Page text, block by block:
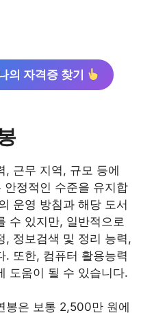
의 자격증 찾기
, 근무 지역, 규모 등에
정적인 수준을 유지합
운영 방침과 해당 도서
수 있지만, 일반적으로
, 정보검색 및 정리 능력,
. 또한, 컴퓨터 활용능력
도움이 될 수 있습니다.
봉은 보통 2,500만 원에